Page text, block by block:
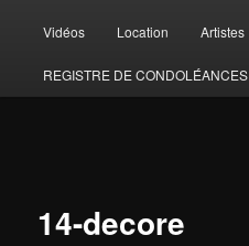
Vidéos Location Artistes
REGISTRE DE CONDOLÉANCES
14-decore